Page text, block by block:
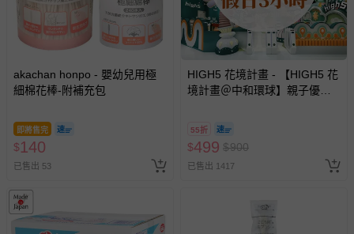
akachan honpo - 嬰幼兒用極
細棉花棒-附補充包
即將售完
$140
已售出 53
HIGH5 花境計畫 - 【HIGH5 花
境計畫＠中和環球】親子優惠
55折
$499 $900
已售出 1417